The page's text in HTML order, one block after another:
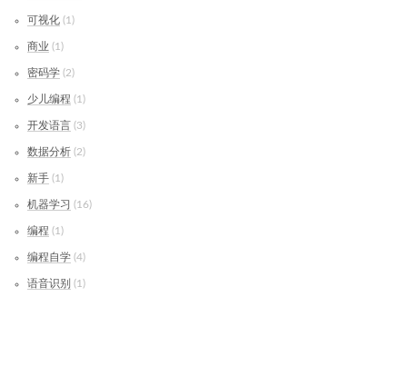
可视化 1
商业 1
密码学 2
少儿编程 1
开发语言 3
数据分析 2
新手 1
机器学习 16
编程 1
编程自学 4
语音识别 1